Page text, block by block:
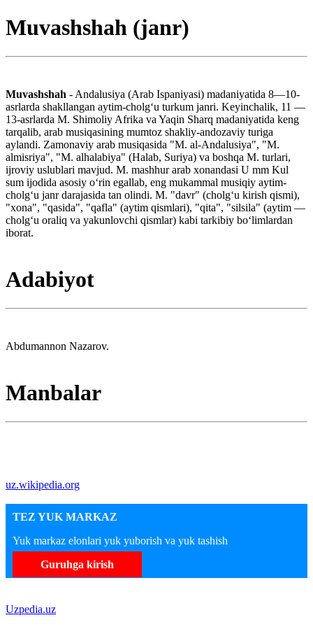
Muvashshah (janr)
Muvashshah - Andalusiya (Arab Ispaniyasi) madaniyatida 8—10-
asrlarda shakllangan aytim-cholgʻu turkum janri. Keyinchalik, 11 —
13-asrlarda M. Shimoliy Afrika va Yaqin Sharq madaniyatida keng
tarqalib, arab musiqasining mumtoz shakliy-andozaviy turiga
aylandi. Zamonaviy arab musiqasida "M. al-Andalusiya", "M.
almisriya", "M. alhalabiya" (Halab, Suriya) va boshqa M. turlari,
ijroviy uslublari mavjud. M. mashhur arab xonandasi U mm Kul
sum ijodida asosiy oʻrin egallab, eng mukammal musiqiy aytim-
cholgʻu janr darajasida tan olindi. M. "davr" (cholgʻu kirish qismi),
"xona", "qasida", "qafla" (aytim qismlari), "qita", "silsila" (aytim —
cholgʻu oraliq va yakunlovchi qismlar) kabi tarkibiy boʻlimlardan
iborat.
Adabiyot
Abdumannon Nazarov.
Manbalar
uz.wikipedia.org
TEZ YUK MARKAZ
Yuk markaz elonlari yuk yuborish va yuk tashish
Guruhga kirish
Uzpedia.uz